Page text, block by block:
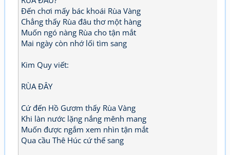
Đến chơi mấy bác khoái Rùa Vàng
Chẳng thấy Rùa đâu thơ một hàng
Muốn ngó nàng Rùa cho tận mắt
Mai ngày còn nhớ lối tìm sang
Kim Quy viết:
RÙA ĐÂY
Cứ đến Hồ Gươm thấy Rùa Vàng
Khi làn nước lặng nắng mênh mang
Muốn được ngắm xem nhìn tận mắt
Qua cầu Thê Húc cứ thế sang